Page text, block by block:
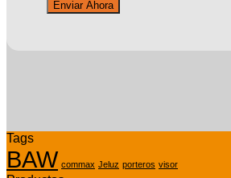
Tags
BAW commax Jeluz porteros visor